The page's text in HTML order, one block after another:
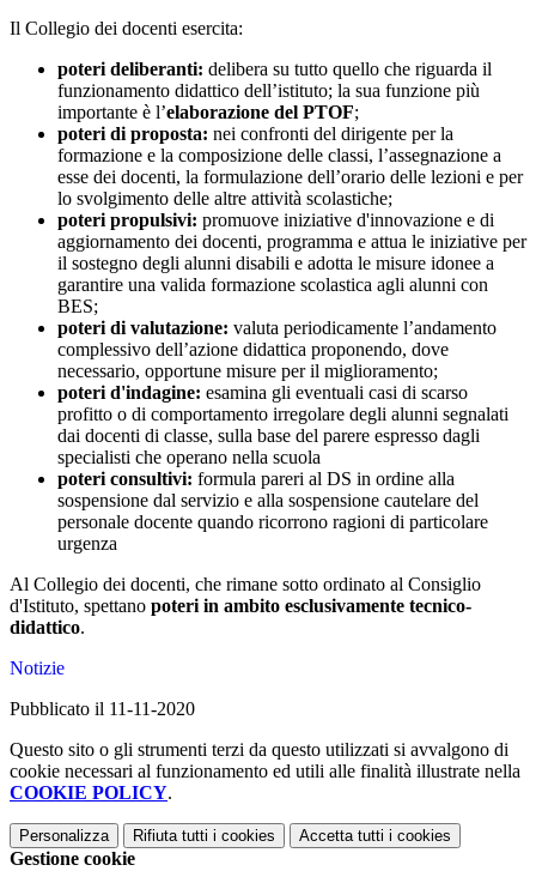
Il Collegio dei docenti esercita:
poteri deliberanti: delibera su tutto quello che riguarda il
funzionamento didattico dell’istituto; la sua funzione più
importante è l’elaborazione del PTOF;
poteri di proposta: nei confronti del dirigente per la
formazione e la composizione delle classi, l’assegnazione a
esse dei docenti, la formulazione dell’orario delle lezioni e per
lo svolgimento delle altre attività scolastiche;
poteri propulsivi: promuove iniziative d'innovazione e di
aggiornamento dei docenti, programma e attua le iniziative per
il sostegno degli alunni disabili e adotta le misure idonee a
garantire una valida formazione scolastica agli alunni con
BES;
poteri di valutazione: valuta periodicamente l’andamento
complessivo dell’azione didattica proponendo, dove
necessario, opportune misure per il miglioramento;
poteri d'indagine: esamina gli eventuali casi di scarso
profitto o di comportamento irregolare degli alunni segnalati
dai docenti di classe, sulla base del parere espresso dagli
specialisti che operano nella scuola
poteri consultivi: formula pareri al DS in ordine alla
sospensione dal servizio e alla sospensione cautelare del
personale docente quando ricorrono ragioni di particolare
urgenza
Al Collegio dei docenti, che rimane sotto ordinato al Consiglio
d'Istituto, spettano poteri in ambito esclusivamente tecnico-
didattico.
Notizie
Pubblicato il 11-11-2020
Questo sito o gli strumenti terzi da questo utilizzati si avvalgono di
cookie necessari al funzionamento ed utili alle finalità illustrate nella
COOKIE POLICY.
Personalizza Rifiuta tutti i cookies Accetta tutti i cookies
Gestione cookie